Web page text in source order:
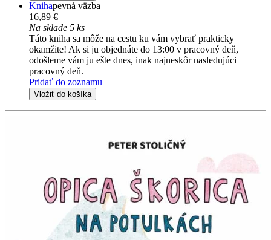
Knihapevná väzba
16,89 €
Na sklade 5 ks
Táto kniha sa môže na cestu ku vám vybrať prakticky
okamžite! Ak si ju objednáte do 13:00 v pracovný deň,
odošleme vám ju ešte dnes, inak najneskôr nasledujúci
pracovný deň.
Pridať do zoznamu
Vložiť do košíka